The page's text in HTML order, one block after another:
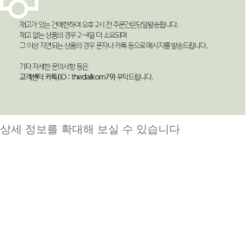
상세 정보를 확대해 보실 수 있습니다